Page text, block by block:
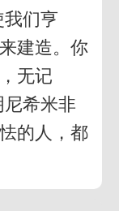
我们亨
建造。你
无记
尼希米非
的人，都